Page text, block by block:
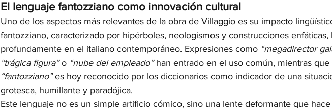
El lenguaje fantozziano como innovación cultural
Uno de los aspectos más relevantes de la obra de Villaggio es su impacto
fantozziano, caracterizado por hipérboles, neologismos y construcciones enfáticas,
profundamente en el italiano contemporáneo. Expresiones como “megadirector
“trágica figura” o “nube del empleado” han entrado en el uso común, mientras que
“fantozziano” es hoy reconocido por los diccionarios como indicador de una
grotesca, humillante y paradójica.
Este lenguaje no es un simple artificio cómico, sino una lente deformante que